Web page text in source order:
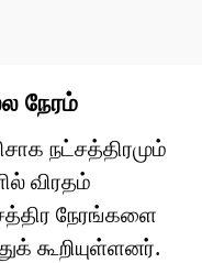
நேரம்
நட்சத்திரமும்
விரதம்
நேரங்களை
கூறியுள்ளனர்.